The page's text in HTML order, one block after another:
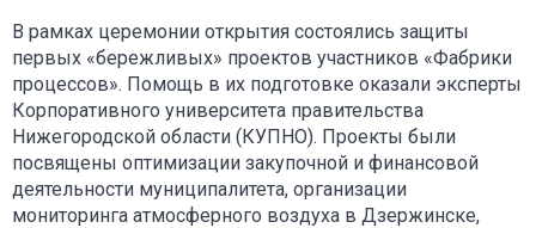
В рамках церемонии открытия состоялись защиты
первых «бережливых» проектов участников «Фабрики
процессов». Помощь в их подготовке оказали эксперты
Корпоративного университета правительства
Нижегородской области (КУПНО). Проекты были
посвящены оптимизации закупочной и финансовой
деятельности муниципалитета, организации
мониторинга атмосферного воздуха в Дзержинске,